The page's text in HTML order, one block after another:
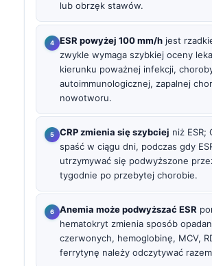
lub obrzęk stawów.
ESR powyżej 100 mm/h jest
zwykle wymaga szybkiej oceny
kierunku poważnej infekcji,
autoimmunologicznej, zapalnej
nowotworu.
CRP zmienia się szybciej niż ESR;
spaść w ciągu dni, podczas gdy
utrzymywać się podwyższone
tygodnie po przebytej chorobie.
Anemia może podwyższać ESR
hematokryt zmienia sposób
czerwonych, hemoglobinę, MCV,
ferrytynę należy odczytywać razem